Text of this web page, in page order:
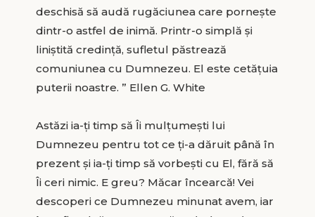
deschisă să audă rugăciunea care pornește
dintr-o astfel de inimă. Printr-o simplă și
liniștită credință, sufletul păstrează
comuniunea cu Dumnezeu. El este cetățuia
puterii noastre. ” Ellen G. White
Astăzi ia-ți timp să Îi mulțumești lui
Dumnezeu pentru tot ce ți-a dăruit până în
prezent și ia-ți timp să vorbești cu El, fără să
Îi ceri nimic. E greu? Măcar încearcă! Vei
descoperi ce Dumnezeu minunat avem, iar